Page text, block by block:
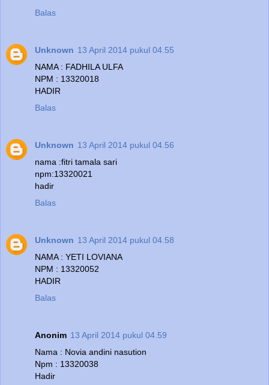
Balas
Unknown 13 April 2014 pukul 04.55
NAMA : FADHILA ULFA
NPM : 13320018
HADIR
Balas
Unknown 13 April 2014 pukul 04.56
nama :fitri tamala sari
npm:13320021
hadir
Balas
Unknown 13 April 2014 pukul 04.58
NAMA : YETI LOVIANA
NPM : 13320052
HADIR
Balas
Anonim 13 April 2014 pukul 04.59
Nama : Novia andini nasution
Npm : 13320038
Hadir